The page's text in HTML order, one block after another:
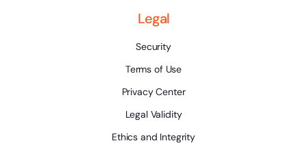
Legal
Security
Terms of Use
Privacy Center
Legal Validity
Ethics and Integrity